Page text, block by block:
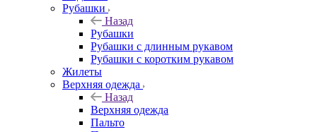
Рубашки
Назад
Рубашки
Рубашки с длинным рукавом
Рубашки с коротким рукавом
Жилеты
Верхняя одежда
Назад
Верхняя одежда
Пальто